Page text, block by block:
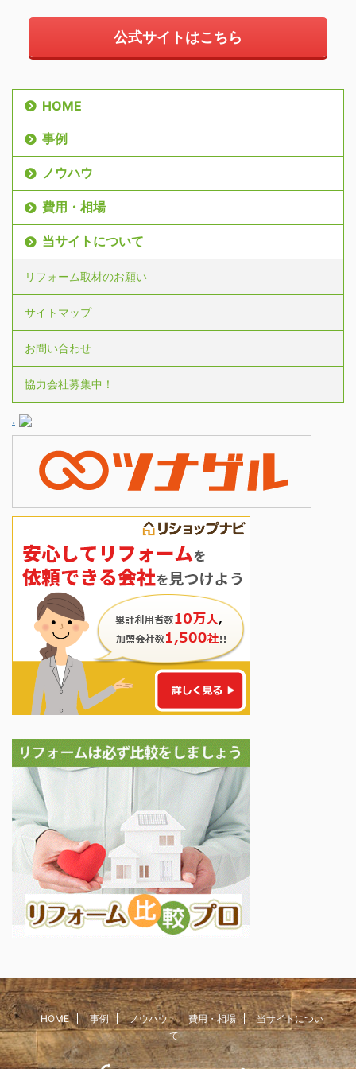
公式サイトはこちら
HOME
事例
ノウハウ
費用・相場
当サイトについて
リフォーム取材のお願い
サイトマップ
お問い合わせ
協力会社募集中！
.
HOME 事例 ノウハウ 費用・相場
当サイトについ
て